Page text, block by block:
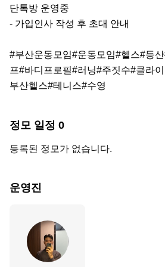
단톡방 운영중
- 가입인사 작성 후 초대 안내
#부산운동모임#운동모임#헬스#등
프#바디프로필#러닝#주짓수#클라
부산헬스#테니스#수영
정모 일정 0
등록된 정모가 없습니다.
운영진